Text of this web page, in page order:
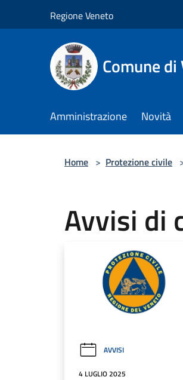
Regione Veneto
Comune di
Amministrazione Novità
Home > Protezione civile
Avvisi di
AVVISI
4 LUGLIO 2025